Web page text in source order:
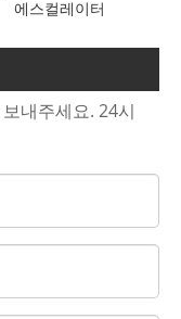
에스컬레이터
내주세요. 24시